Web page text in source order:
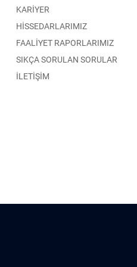
KARİYER
HİSSEDARLARIMIZ
FAALİYET RAPORLARIMIZ
SIKÇA SORULAN SORULAR
İLETİŞİM